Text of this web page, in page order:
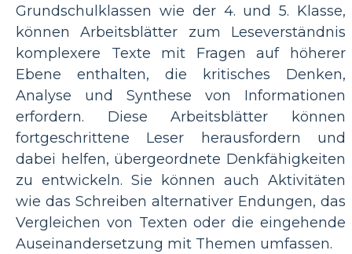
Grundschulklassen wie der 4. und 5. Klasse,
können Arbeitsblätter zum Leseverständnis
komplexere Texte mit Fragen auf höherer
Ebene enthalten, die kritisches Denken,
Analyse und Synthese von Informationen
erfordern. Diese Arbeitsblätter können
fortgeschrittene Leser herausfordern und
dabei helfen, übergeordnete Denkfähigkeiten
zu entwickeln. Sie können auch Aktivitäten
wie das Schreiben alternativer Endungen, das
Vergleichen von Texten oder die eingehende
Auseinandersetzung mit Themen umfassen.